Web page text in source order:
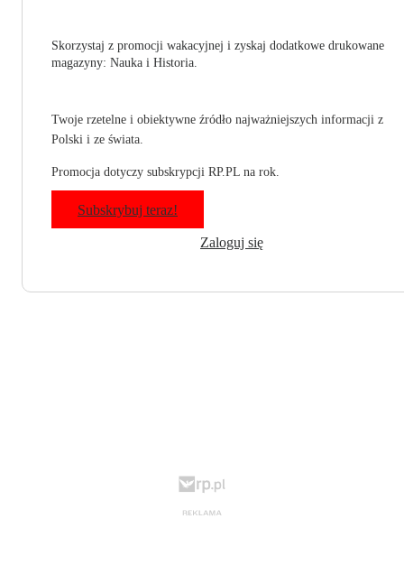
Skorzystaj z promocji wakacyjnej i zyskaj dodatkowe drukowane
magazyny: Nauka i Historia.
Twoje rzetelne i obiektywne źródło najważniejszych informacji z
Polski i ze świata.
Promocja dotyczy subskrypcji RP.PL na rok.
Subskrybuj teraz!
Zaloguj się